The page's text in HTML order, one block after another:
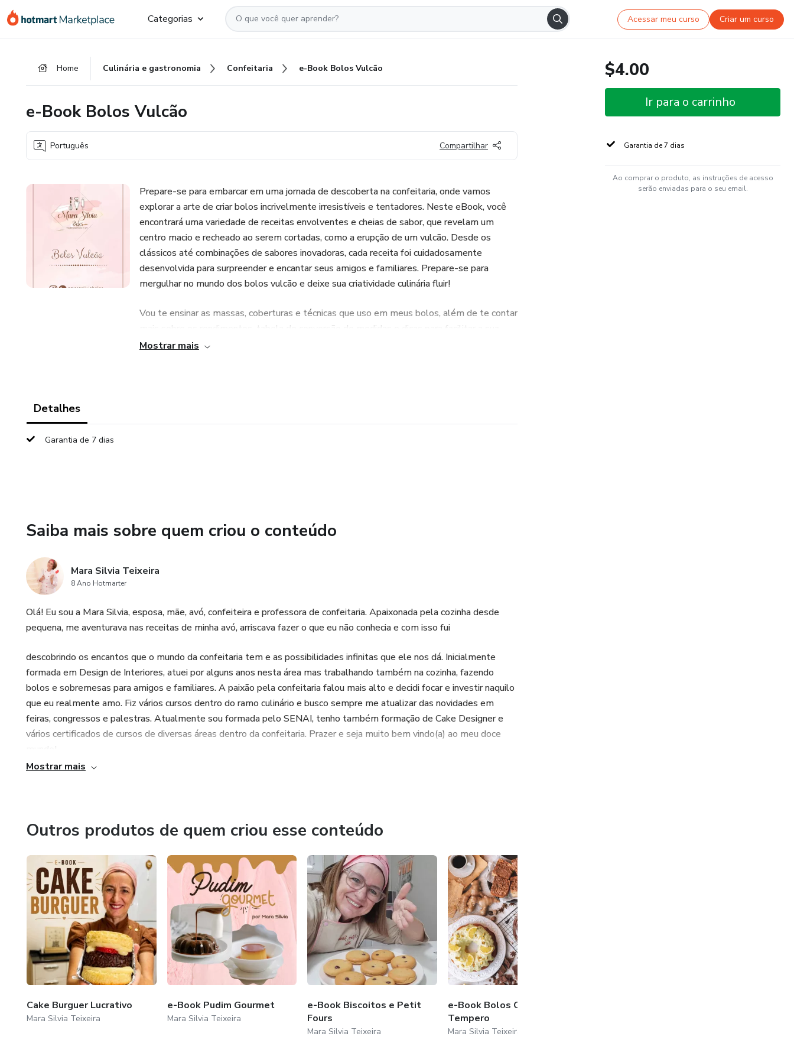
para
para
para
Categorias Acessar meu curso Criar um curso
Home Culinária e gastronomia Confeitaria e-Book Bolos Vulcão
e-Book Bolos Vulcão
Português Compartilhar
Prepare-se para embarcar em uma jornada de descoberta na confeitaria, onde vamos
explorar a arte de criar bolos incrivelmente irresistíveis e tentadores. Neste eBook, você
encontrará uma variedade de receitas envolventes e cheias de sabor, que revelam um
centro macio e recheado ao serem cortadas, como a erupção de um vulcão. Desde os
clássicos até combinações de sabores inovadoras, cada receita foi cuidadosamente
desenvolvida para surpreender e encantar seus amigos e familiares. Prepare-se para
mergulhar no mundo dos bolos vulcão e deixe sua criatividade culinária fluir!
Vou te ensinar as massas, coberturas e técnicas que uso em meus bolos, além de te contar
mais sobre os rendimentos, tabela de conversão de medidas e dicas para facilitar a sua
venda.
Mostrar mais
Detalhes
Garantia de 7 dias
Saiba mais sobre quem criou o conteúdo
Mara Silvia Teixeira
8 Ano Hotmarter
Olá! Eu sou a Mara Silvia, esposa, mãe, avó, confeiteira e professora de confeitaria. Apaixonada pela cozinha desde
pequena, me aventurava nas receitas de minha avó, arriscava fazer o que eu não conhecia e com isso fui
descobrindo os encantos que o mundo da confeitaria tem e as possibilidades infinitas que ele nos dá. Inicialmente
formada em Design de Interiores, atuei por alguns anos nesta área mas trabalhando também na cozinha, fazendo
bolos e sobremesas para amigos e familiares. A paixão pela confeitaria falou mais alto e decidi focar e investir naquilo
que eu realmente amo. Fiz vários cursos dentro do ramo culinário e busco sempre me atualizar das novidades em
feiras, congressos e palestras. Atualmente sou formada pelo SENAI, tenho também formação de Cake Designer e
vários certificados de cursos de diversas áreas dentro da confeitaria. Prazer e seja muito bem vindo(a) ao meu doce
mundo!
Mostrar mais
Outros produtos de quem criou esse conteúdo
Cake Burguer Lucrativo
Mara Silvia Teixeira
e-Book Pudim Gourmet
Mara Silvia Teixeira
e-Book Biscoitos e Petit
Fours
Mara Silvia Teixeira
e-Book Bolos Caseiros com
Tempero
Mara Silvia Teixeira
$4.00
Ir para o carrinho
Garantia de 7 dias
Ao comprar o produto, as instruções de acesso
serão enviadas para o seu email.